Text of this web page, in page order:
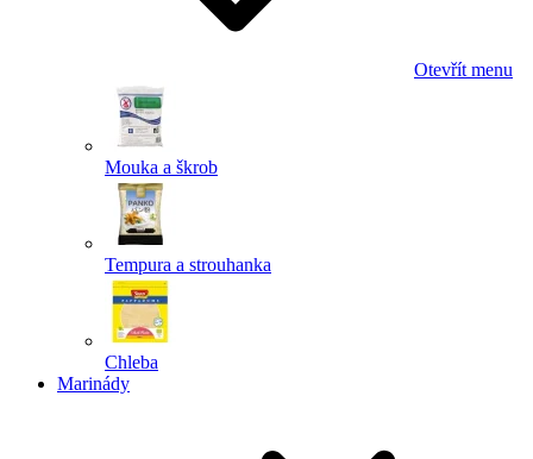
Otevřít menu
Mouka a škrob
Tempura a strouhanka
Chleba
Marinády
Powered by chaterimo